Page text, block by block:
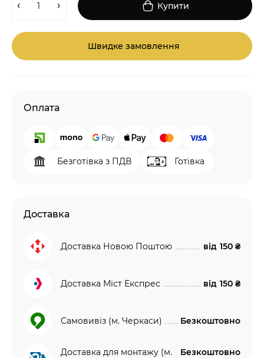
Купити
Швидке замовлення
Оплата
Безготівка з ПДВ Готівка
Доставка
Доставка Новою Поштою від 150 ₴
Доставка Міст Експрес від 150 ₴
Самовивіз (м. Черкаси) Безкоштовно
Доставка для монтажу (м.
Безкоштовно